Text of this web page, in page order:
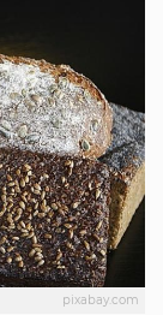
pixabay.com